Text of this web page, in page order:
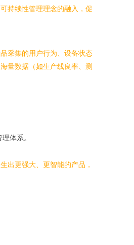
持续性管理理念的融入，促
采集的用户行为、设备状态
量数据（如生产线良率、测
体系。
出更强大、更智能的产品，